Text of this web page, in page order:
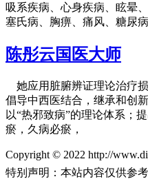
吸系疾病、心身疾病、眩晕
塞氏病、胸痹、痛风、糖尿
陈彤云国医大师
她应用脏腑辨证理论治疗
倡导中西医结合，继承和创
以“热邪致病”的理论体系；
瘀，久病必瘀，
Copyright © 2022 http://
特别声明：本站内容仅供参